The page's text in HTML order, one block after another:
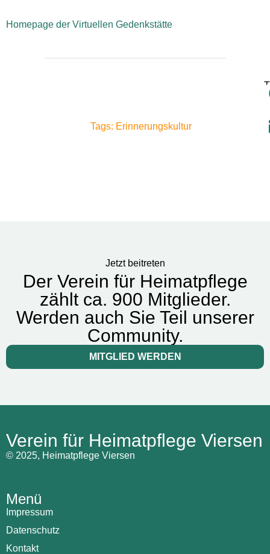
Homepage der Virtuellen Gedenkstätte
Tags: Erinnerungskultur
Jetzt beitreten
Der Verein für Heimatpflege
zählt ca. 900 Mitglieder.
Werden auch Sie Teil unserer
Community.
MITGLIED WERDEN
Verein für Heimatpflege Viersen
© 2025, Heimatpflege Viersen
Menü
Impressum
Datenschutz
Kontakt